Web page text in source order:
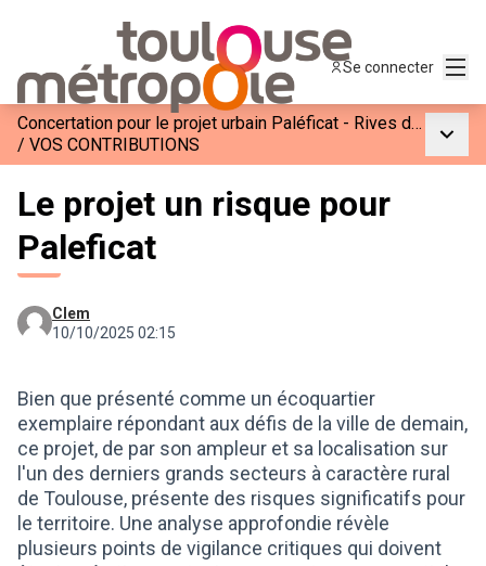
Se connecter
Concertation pour le projet urbain Paléficat - Rives de l’Hers
/ VOS CONTRIBUTIONS
Le projet un risque pour
Paleficat
Clem
10/10/2025 02:15
Bien que présenté comme un écoquartier
exemplaire répondant aux défis de la ville de demain,
ce projet, de par son ampleur et sa localisation sur
l'un des derniers grands secteurs à caractère rural
de Toulouse, présente des risques significatifs pour
le territoire. Une analyse approfondie révèle
plusieurs points de vigilance critiques qui doivent